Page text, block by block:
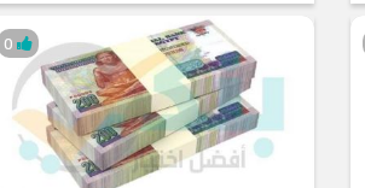
0